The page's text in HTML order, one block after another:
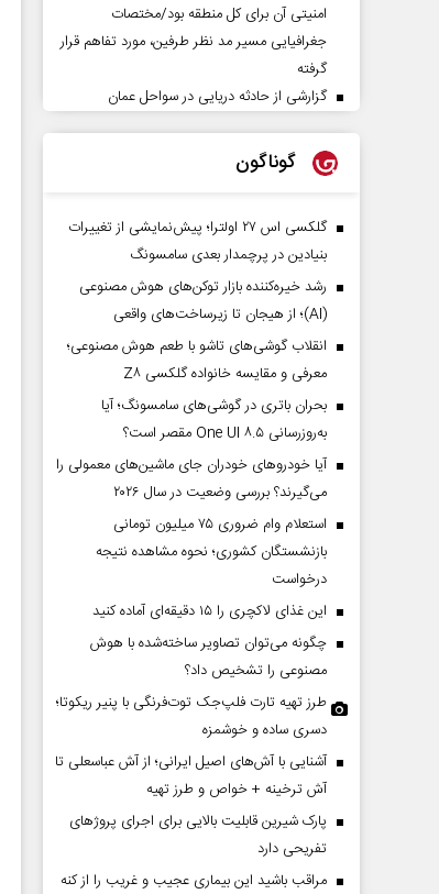
امنیتی آن برای کل منطقه بود/مختصات
جغرافیایی مسیر مد نظر طرفین، مورد تفاهم قرار
گرفته
گزارشی از حادثه دریایی در سواحل عمان
گوناگون
گلکسی اس ۲۷ اولترا؛ پیش‌نمایشی از تغییرات
بنیادین در پرچمدار بعدی سامسونگ
رشد خیره‌کننده بازار توکن‌های هوش مصنوعی
(AI)؛ از هیجان تا زیرساخت‌های واقعی
انقلاب گوشی‌های تاشو‌ با طعم هوش مصنوعی؛
معرفی و مقایسه خانواده گلکسی Z۸
بحران باتری در گوشی‌های سامسونگ؛ آیا
به‌روزرسانی One UI ۸.۵ مقصر است؟
آیا خودروهای خودران جای ماشین‌های معمولی را
می‌گیرند؟ بررسی وضعیت در سال ۲۰۲۶
استعلام وام ضروری ۷۵ میلیون تومانی
بازنشستگان کشوری؛ نحوه مشاهده نتیجه
درخواست
این غذای لاکچری را ۱۵ دقیقه‌ای آماده کنید
چگونه می‌توان تصاویر ساخته‌شده با هوش
مصنوعی را تشخیص داد؟
طرز تهیه تارت فلپ‌جک توت‌فرنگی با پنیر ریکوتا؛
دسری ساده و خوشمزه
آشنایی با آش‌های اصیل ایرانی؛ از آش عباسعلی تا
آش ترخینه + خواص و طرز تهیه
پارک شیرین قابلیت‌ بالایی برای اجرای پروژهای
تفریحی دارد
مراقب باشید این بیماری عجیب و غریب را از کنه